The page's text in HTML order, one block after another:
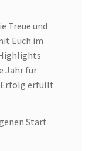
Treue und
Euch im
Jahr für
Erfolg erfüllt
Start